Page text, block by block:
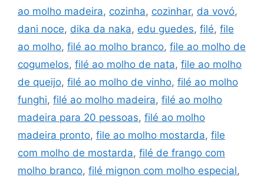
ao molho madeira, cozinha, cozinhar, da vovó,
dani noce, dika da naka, edu guedes, filé, file
ao molho, filé ao molho branco, file ao molho de
cogumelos, filé ao molho de nata, file ao molho
de queijo, filé ao molho de vinho, filé ao molho
funghi, filé ao molho madeira, filé ao molho
madeira para 20 pessoas, filé ao molho
madeira pronto, file ao molho mostarda, file
com molho de mostarda, filé de frango com
molho branco, filé mignon com molho especial,